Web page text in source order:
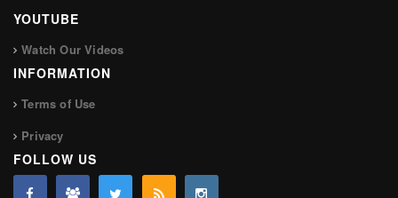
YOUTUBE
Watch Our Videos
INFORMATION
Terms of Use
Privacy
FOLLOW US